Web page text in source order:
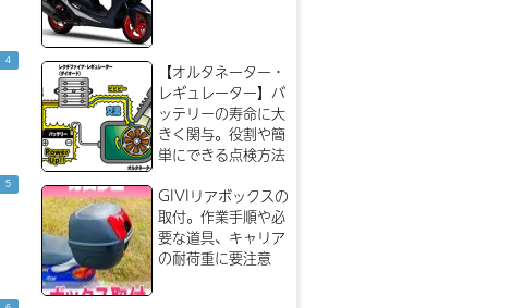
【オルタネーター・
レギュレーター】バ
ッテリーの寿命に大
きく関与。役割や簡
単にできる点検方法
GIVIリアボックスの
取付。作業手順や必
要な道具、キャリア
の耐荷重に要注意